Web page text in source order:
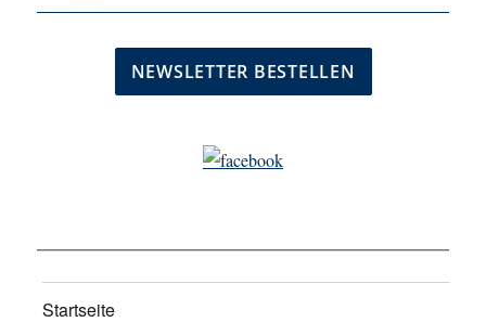
Startseite